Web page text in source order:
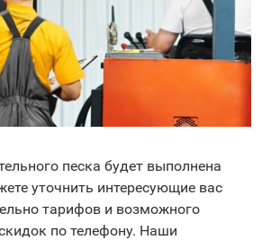
песка будет выполнена
уточнить интересующие вас
тарифов и возможного
по телефону. Наши